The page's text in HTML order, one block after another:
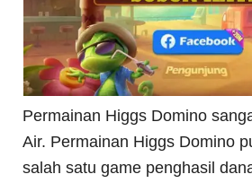
Permainan Higgs Domino
Air. Permainan Higgs Domino
salah satu game penghasil